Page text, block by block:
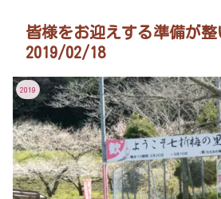
皆様をお迎えする準備が整
2019/02/18
2019